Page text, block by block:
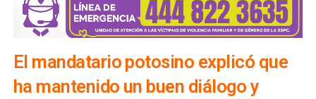
El mandatario potosino explicó que
ha mantenido un buen diálogo y